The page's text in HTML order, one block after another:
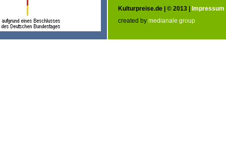
Kulturpreise.de | © 2013 | Impressum
created by medianale group